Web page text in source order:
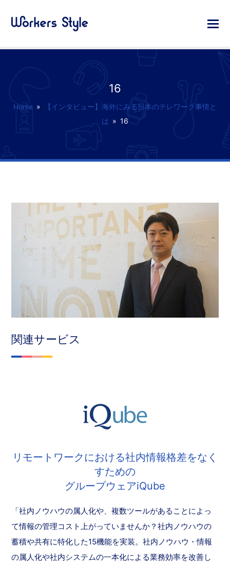
16
Home »
【インタビュー】海外にみる日本のテレワーク事情と
は » 16
関連サービス
リモートワークにおける社内情報格差をなく
すための
グループウェアiQube
「社内ノウハウの属人化や、複数ツールがあることによっ
て情報の管理コスト上がっていませんか？社内ノウハウの
蓄積や共有に特化した15機能を実装。社内ノウハウ・情報
の属人化や社内システムの一本化による業務効率を改善し